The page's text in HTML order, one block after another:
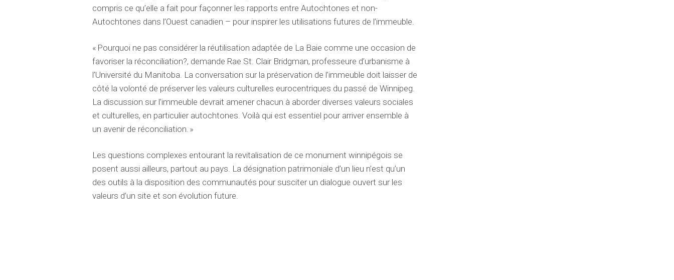
compris ce qu’elle a fait pour façonner les rapports entre Autochtones et non-
Autochtones dans l’Ouest canadien – pour inspirer les utilisations futures de l’immeuble.
« Pourquoi ne pas considérer la réutilisation adaptée de La Baie comme une occasion de
favoriser la réconciliation?, demande Rae St. Clair Bridgman, professeure d’urbanisme à
l’Université du Manitoba. La conversation sur la préservation de l’immeuble doit laisser de
côté la volonté de préserver les valeurs culturelles eurocentriques du passé de Winnipeg.
La discussion sur l’immeuble devrait amener chacun à aborder diverses valeurs sociales
et culturelles, en particulier autochtones. Voilà qui est essentiel pour arriver ensemble à
un avenir de réconciliation. »
Les questions complexes entourant la revitalisation de ce monument winnipégois se
posent aussi ailleurs, partout au pays. La désignation patrimoniale d’un lieu n’est qu’un
des outils à la disposition des communautés pour susciter un dialogue ouvert sur les
valeurs d’un site et son évolution future.